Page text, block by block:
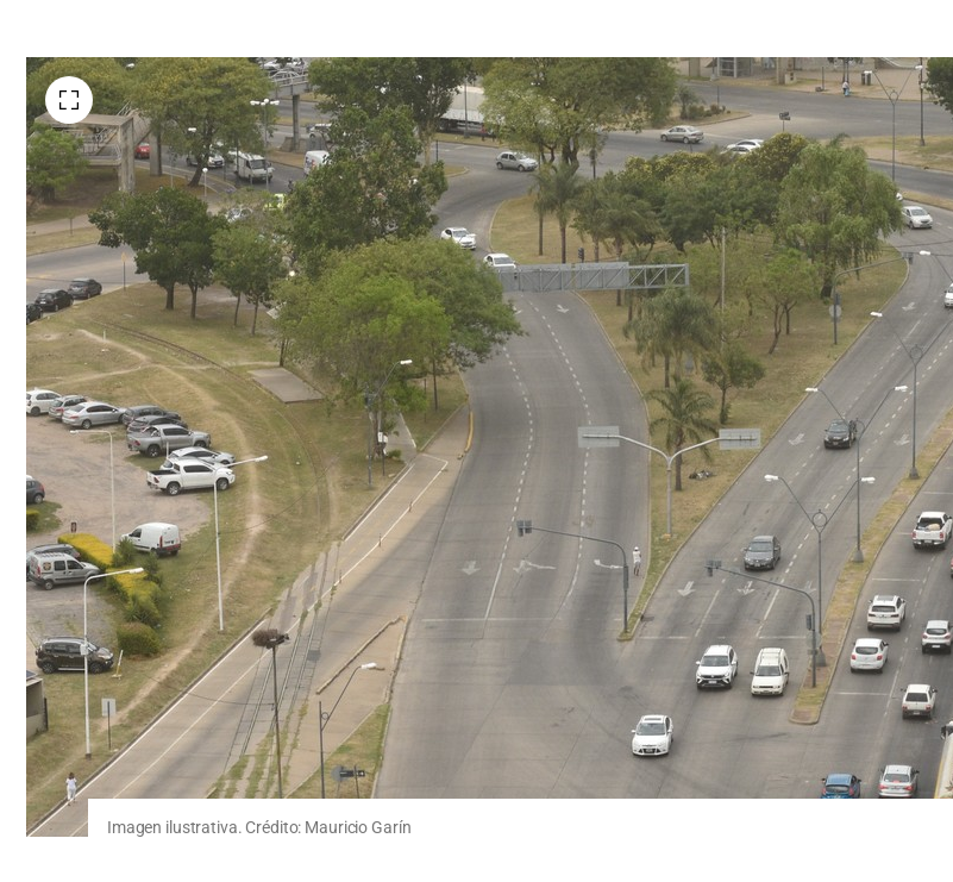
Imagen ilustrativa. Crédito: Mauricio Garín